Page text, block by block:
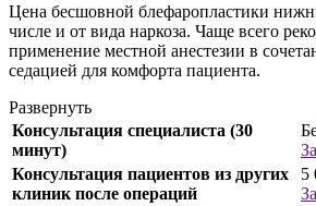
Цена бесшовной блефаропластики
числе и от вида наркоза. Чаще всего
применение местной анестезии в
седацией для комфорта пациента.
Развернуть
Консультация специалиста (30
минут)
Консультация пациентов из других
клиник после операций
5